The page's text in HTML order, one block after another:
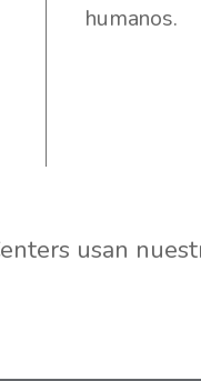
humanos.
usan